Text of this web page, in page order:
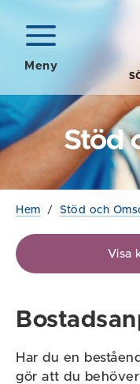
Meny
Stöd
Hem / Stöd och
Visa
Har du en
gör att du behöver